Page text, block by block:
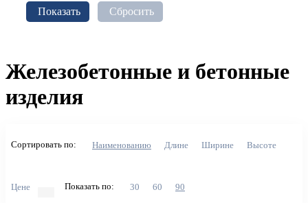
Показать Сбросить
Железобетонные и бетонные
изделия
Сортировать по: Наименованию Длине Ширине Высоте
Цене Показать по: 30 60 90